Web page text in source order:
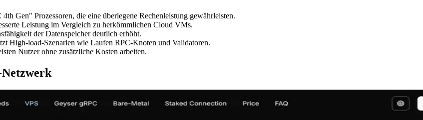
Gen" Prozessoren, die eine überlegene Rechenleistung gewährleisten.
Leistung im Vergleich zu herkömmlichen Cloud VMs.
der Datenspeicher deutlich erhöht.
High-load-Szenarien wie Laufen RPC-Knoten und Validatoren.
Nutzer ohne zusätzliche Kosten arbeiten.